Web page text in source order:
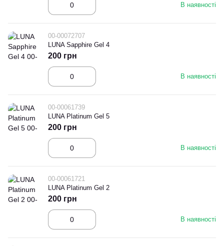
В наявності
00-00072707
LUNA Sapphire Gel 4
В наявності
200 грн
00-00061739
LUNA Platinum Gel 5
В наявності
200 грн
00-00061721
LUNA Platinum Gel 2
В наявності
200 грн